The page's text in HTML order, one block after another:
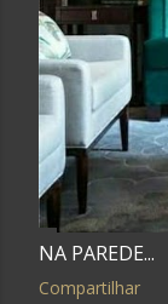
NA PAREDE...
Compartilhar